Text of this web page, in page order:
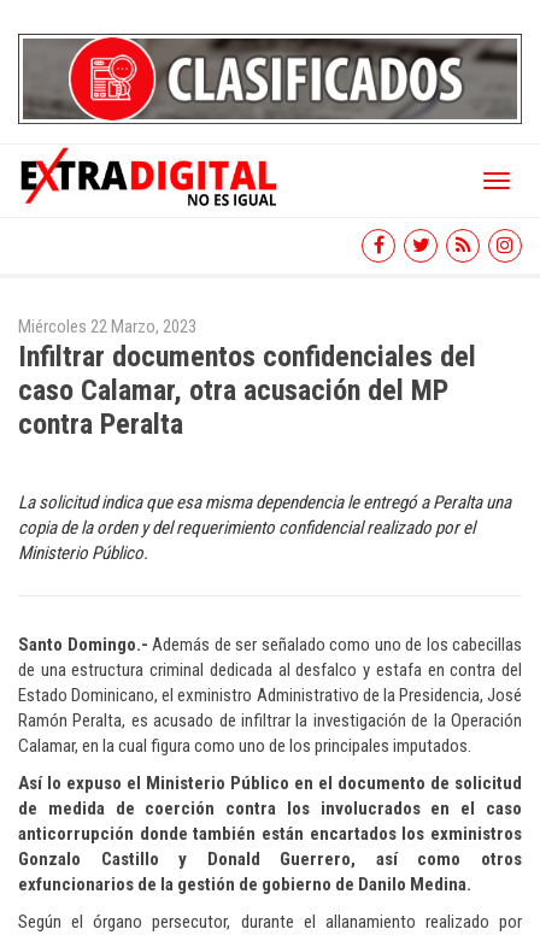
Toggle
Miércoles 22 Marzo, 2023
Infiltrar documentos confidenciales del
caso Calamar, otra acusación del MP
contra Peralta
La solicitud indica que esa misma dependencia le entregó a Peralta una
copia de la orden y del requerimiento confidencial realizado por el
Ministerio Público.
Santo Domingo.- Además de ser señalado como uno de los cabecillas
de una estructura criminal dedicada al desfalco y estafa en contra del
Estado Dominicano, el exministro Administrativo de la Presidencia, José
Ramón Peralta, es acusado de infiltrar la investigación de la Operación
Calamar, en la cual figura como uno de los principales imputados.
Así lo expuso el Ministerio Público en el documento de solicitud
de medida de coerción contra los involucrados en el caso
anticorrupción donde también están encartados los exministros
Gonzalo Castillo y Donald Guerrero, así como otros
exfuncionarios de la gestión de gobierno de Danilo Medina.
Según el órgano persecutor, durante el allanamiento realizado por